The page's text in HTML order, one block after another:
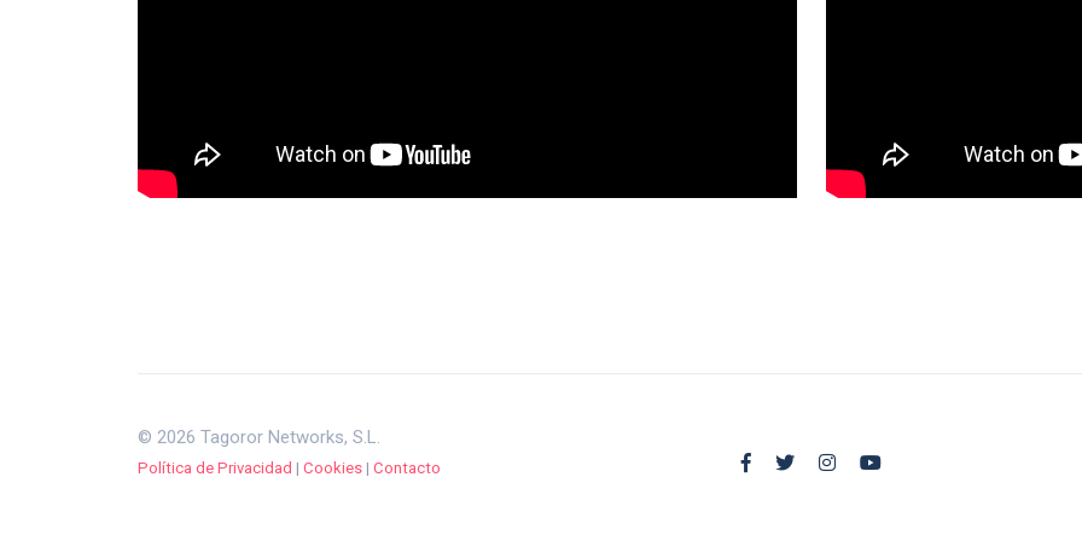
© 2026 Tagoror Networks, S.L.
Política de Privacidad | Cookies | Contacto